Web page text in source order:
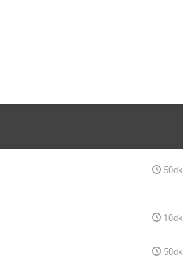
50dk
10dk
50dk